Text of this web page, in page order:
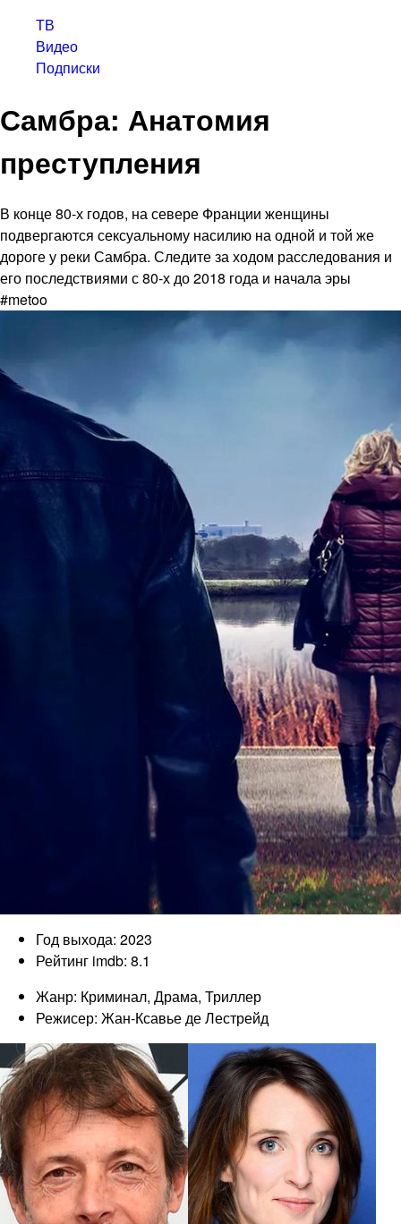
ТВ
Видео
Подписки
Самбра: Анатомия
преступления
В конце 80-х годов, на севере Франции женщины
подвергаются сексуальному насилию на одной и той же
дороге у реки Самбра. Следите за ходом расследования и
его последствиями с 80-х до 2018 года и начала эры
#metoo
Год выхода: 2023
Рейтинг imdb: 8.1
Жанр: Криминал, Драма, Триллер
Режисер: Жан-Ксавье де Лестрейд